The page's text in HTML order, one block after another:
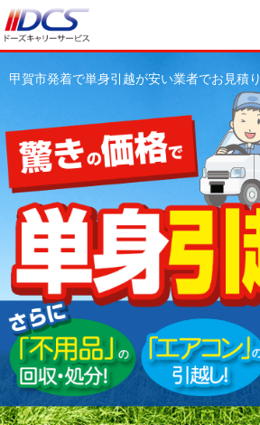
甲賀市発着で単身引越が安い業者でお見積り